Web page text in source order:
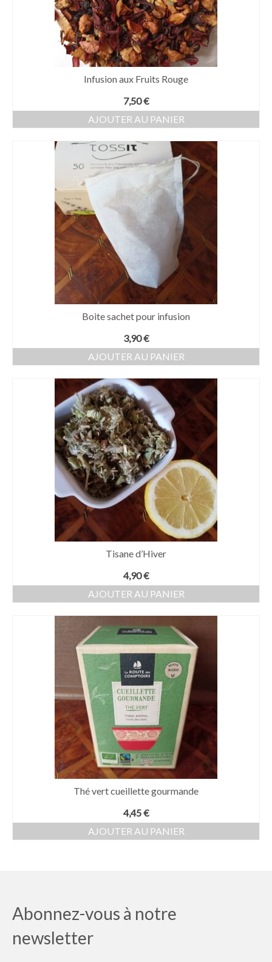
Infusion aux Fruits Rouge
7,50€
AJOUTER AU PANIER
Boite sachet pour infusion
3,90€
AJOUTER AU PANIER
Tisane d’Hiver
4,90€
AJOUTER AU PANIER
Thé vert cueillette gourmande
4,45€
AJOUTER AU PANIER
Abonnez-vous à notre
newsletter